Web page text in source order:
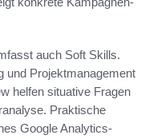
auch Soft Skills.
und Projektmanagement
helfen situative Fragen
Praktische
Google Analytics-